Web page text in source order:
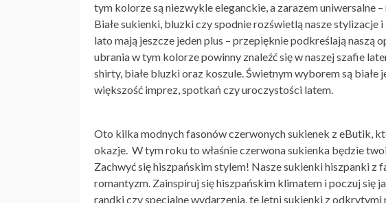
tym kolorze są niezwykle eleganckie, a zarazem uniwersalne
Białesukienki, bluzki czy spodnie rozświetlą nasze stylizacje
lato mają jeszcze jeden plus – przepięknie podkreślają naszą
ubrania w tym kolorze powinny znaleźć się w naszej szafie
shirty, białe bluzki oraz koszule. Świetnym wyborem są białe
większość imprez, spotkań czy uroczystości latem.
Oto kilka modnych fasonów czerwonychsukienek z eButik,
okazje. W tym roku to właśnieczerwona sukienka będzie
Zachwyć się hiszpańskim stylem! Nasze sukienki hiszpanki z
romantyzm. Zainspiruj się hiszpańskim klimatem i poczuj się
randki czy specjalne wydarzenia, te letni sukienki z odkrytymi